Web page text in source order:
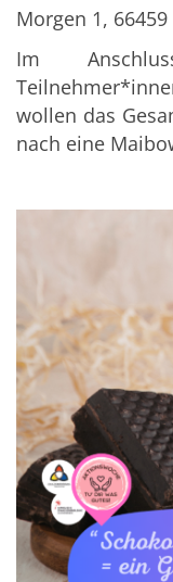
Morgen 1, 66459
Im
wollen das
nach eine